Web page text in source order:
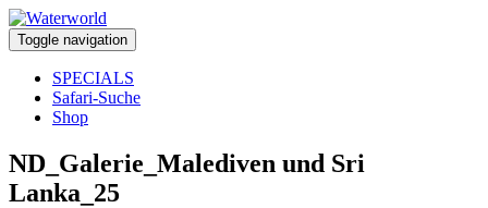
Toggle navigation
SPECIALS
Safari-Suche
Shop
ND_Galerie_Malediven und Sri
Lanka_25